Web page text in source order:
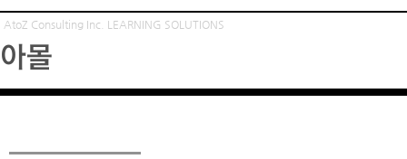
AtoZ Consulting Inc. LEARNING SOLUTIONS